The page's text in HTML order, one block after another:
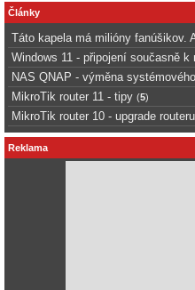
Články
Táto kapela má milióny fanúšikov.
Windows 11 - připojení současně
NAS QNAP - výměna
MikroTik router 11 - tipy (5)
MikroTik router 10 - upgrade routeru
Reklama